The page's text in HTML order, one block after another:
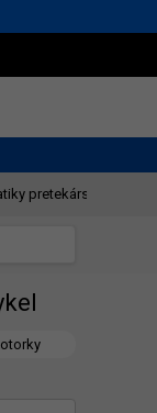
M
pretekárske